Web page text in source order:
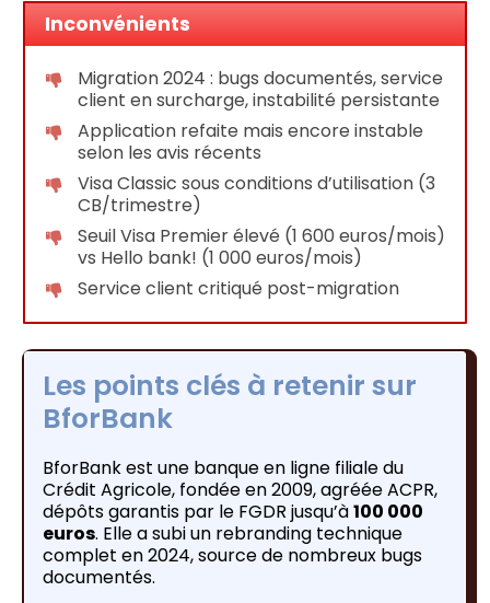
Inconvénients
Migration 2024 : bugs documentés, service
client en surcharge, instabilité persistante
Application refaite mais encore instable
selon les avis récents
Visa Classic sous conditions d’utilisation (3
CB/trimestre)
Seuil Visa Premier élevé (1 600 euros/mois)
vs Hello bank! (1 000 euros/mois)
Service client critiqué post-migration
Les points clés à retenir sur
BforBank
BforBank est une banque en ligne filiale du
Crédit Agricole, fondée en 2009, agréée ACPR,
dépôts garantis par le FGDR jusqu’à100 000
euros. Elle a subi un rebranding technique
complet en 2024, source de nombreux bugs
documentés.